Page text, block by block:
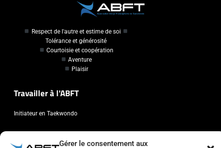
Gérer le consentement aux
Respect de l'autre et estime de soi
Tolérance et générosité
Courtoisie et coopération
Aventure
Plaisir
Travailler à l'ABFT
Initiateur en Taekwondo